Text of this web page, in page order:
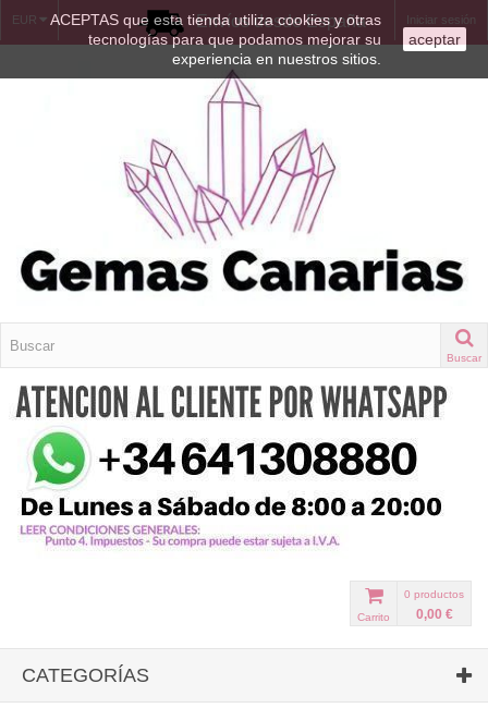
ACEPTAS que esta tienda utiliza cookies y otras
tecnologías para que podamos mejorar su
experiencia en nuestros sitios.
aceptar
EUR Iniciar sesión
Envíos desde España
Buscar
0 productos
0,00 €
Carrito
CATEGORÍAS